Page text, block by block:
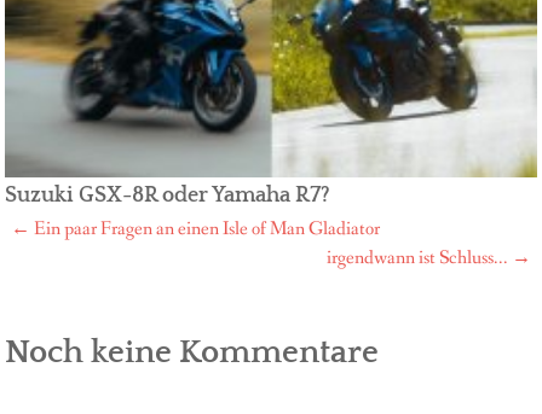
Suzuki GSX-8R oder Yamaha R7?
Post
← Ein paar Fragen an einen Isle of Man Gladiator
irgendwann ist Schluss... →
Noch keine Kommentare